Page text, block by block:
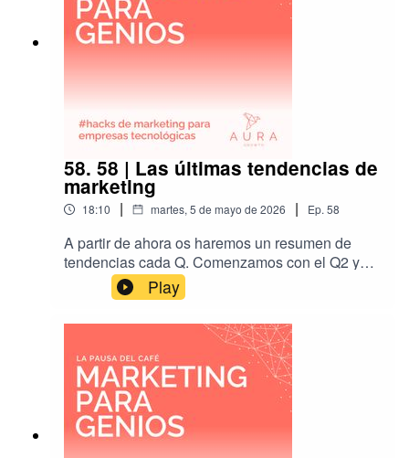
58. 58 | Las últimas tendencias de
marketing
18:10 | martes, 5 de mayo de 2026 | Ep. 58
A partir de ahora os haremos un resumen de
tendencias cada Q. Comenzamos con el Q2 y
cómo vamos dirigiéndonos cada vez más a la
hiperpersonalización. También hablaremos del
cambio del paradigma del SEO a la búsqueda
Play